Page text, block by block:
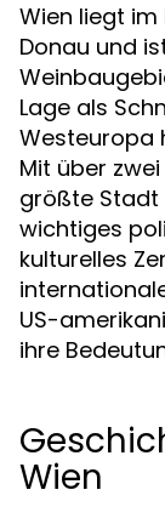
Wien liegt
Donau und
Lage als
Westeuropa
Mit über
größte Stadt
wichtiges
kulturelles
US-
ihre
Wien